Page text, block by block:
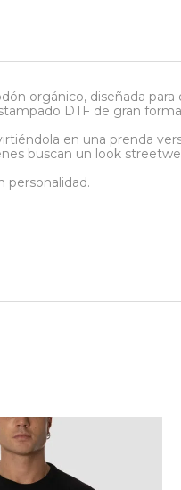
orgánico, diseñada
DTF de gran
en una prenda
buscan un look
personalidad.